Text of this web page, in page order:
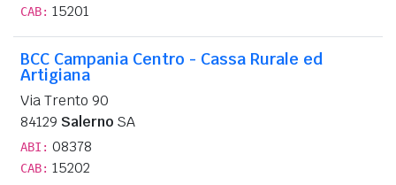
CAB: 15201
BCC Campania Centro - Cassa Rurale ed
Artigiana
Via Trento 90
84129 Salerno SA
ABI: 08378
CAB: 15202